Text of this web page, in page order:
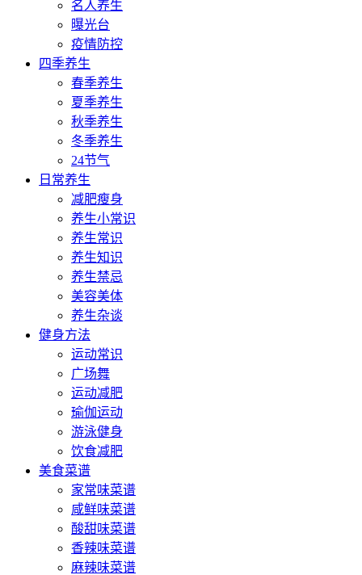
名人养生
曝光台
疫情防控
四季养生
春季养生
夏季养生
秋季养生
冬季养生
24节气
日常养生
减肥瘦身
养生小常识
养生常识
养生知识
养生禁忌
美容美体
养生杂谈
健身方法
运动常识
广场舞
运动减肥
瑜伽运动
游泳健身
饮食减肥
美食菜谱
家常味菜谱
咸鲜味菜谱
酸甜味菜谱
香辣味菜谱
麻辣味菜谱